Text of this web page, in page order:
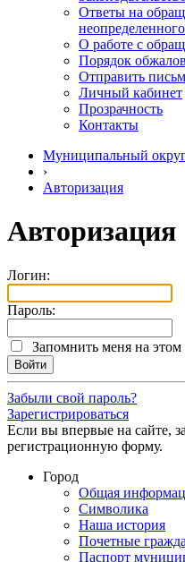
Ответы на
О работе с
Порядок
Отправить
Личный кабинет
Прозрачность
Контакты
Муниципальный
›
Авторизация
Авторизация
Логин:
Пароль:
Запомнить меня на
Забыли свой пароль?
Зарегистрироваться
Если вы впервые на сайте,
регистрационную форму.
Город
Общая
Символика
Наша история
Почетные
Паспорт